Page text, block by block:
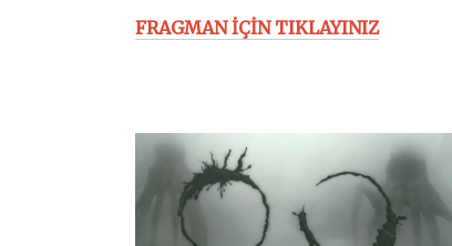
FRAGMAN İÇİN TIKLAYINIZ